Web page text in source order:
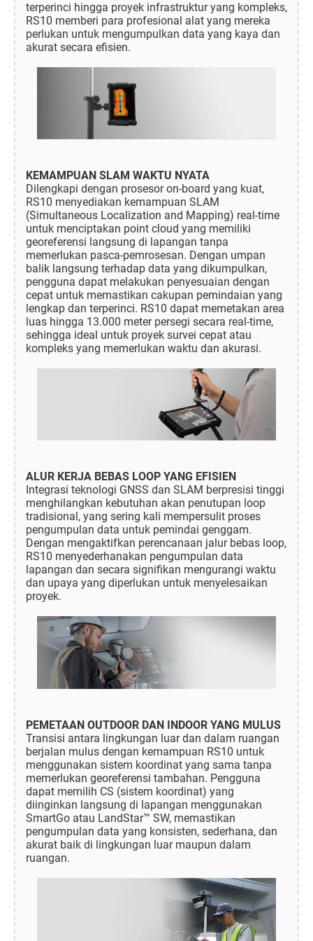
terperinci hingga proyek infrastruktur yang kompleks,
RS10 memberi para profesional alat yang mereka
perlukan untuk mengumpulkan data yang kaya dan
akurat secara efisien.
KEMAMPUAN SLAM WAKTU NYATA
Dilengkapi dengan prosesor on-board yang kuat,
RS10 menyediakan kemampuan SLAM
(Simultaneous Localization and Mapping) real-time
untuk menciptakan point cloud yang memiliki
georeferensi langsung di lapangan tanpa
memerlukan pasca-pemrosesan. Dengan umpan
balik langsung terhadap data yang dikumpulkan,
pengguna dapat melakukan penyesuaian dengan
cepat untuk memastikan cakupan pemindaian yang
lengkap dan terperinci. RS10 dapat memetakan area
luas hingga 13.000 meter persegi secara real-time,
sehingga ideal untuk proyek survei cepat atau
kompleks yang memerlukan waktu dan akurasi.
ALUR KERJA BEBAS LOOP YANG EFISIEN
Integrasi teknologi GNSS dan SLAM berpresisi tinggi
menghilangkan kebutuhan akan penutupan loop
tradisional, yang sering kali mempersulit proses
pengumpulan data untuk pemindai genggam.
Dengan mengaktifkan perencanaan jalur bebas loop,
RS10 menyederhanakan pengumpulan data
lapangan dan secara signifikan mengurangi waktu
dan upaya yang diperlukan untuk menyelesaikan
proyek.
PEMETAAN OUTDOOR DAN INDOOR YANG MULUS
Transisi antara lingkungan luar dan dalam ruangan
berjalan mulus dengan kemampuan RS10 untuk
menggunakan sistem koordinat yang sama tanpa
memerlukan georeferensi tambahan. Pengguna
dapat memilih CS (sistem koordinat) yang
diinginkan langsung di lapangan menggunakan
SmartGo atau LandStar™ SW, memastikan
pengumpulan data yang konsisten, sederhana, dan
akurat baik di lingkungan luar maupun dalam
ruangan.